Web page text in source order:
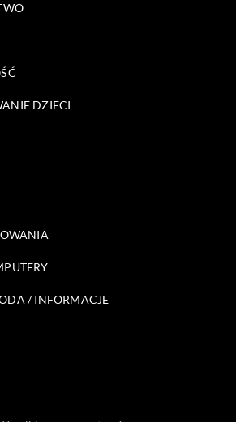
DZIECI
/ INFORMACJE